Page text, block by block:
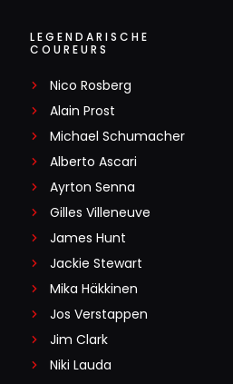
LEGENDARISCHE
COUREURS
Nico Rosberg
Alain Prost
Michael Schumacher
Alberto Ascari
Ayrton Senna
Gilles Villeneuve
James Hunt
Jackie Stewart
Mika Häkkinen
Jos Verstappen
Jim Clark
Niki Lauda